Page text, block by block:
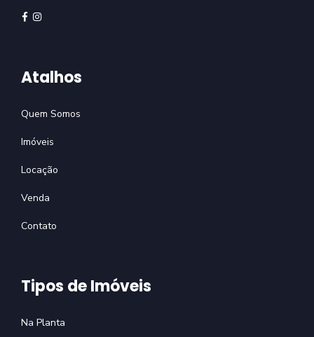
Atalhos
Quem Somos
Imóveis
Locação
Venda
Contato
Tipos de Imóveis
Na Planta